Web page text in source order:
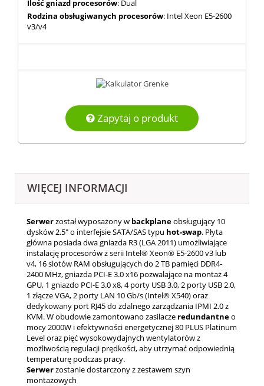
Ilość gniazd procesorów: Dual
Rodzina obsługiwanych procesorów: Intel Xeon E5-2600
v3/v4
Zapytaj o produkt
WIĘCEJ INFORMACJI
Serwerzostał wyposażony w backplaneobsługujący 10
dysków 2.5" o interfejsie SATA/SAS typu hot-swap. Płyta
główna posiada dwa gniazda R3 (LGA 2011) umożliwiające
instalację procesorów z serii Intel® Xeon® E5-2600 v3 lub
v4, 16 slotów RAM obsługujących do 2 TB pamięci DDR4-
2400 MHz, gniazda PCI-E 3.0 x16 pozwalające na montaż 4
GPU, 1 gniazdo PCI-E 3.0 x8, 4 porty USB 3.0, 2 porty USB 2.0,
1 złącze VGA, 2 porty LAN 10 Gb/s (Intel® X540) oraz
dedykowany port RJ45 do zdalnego zarządzania IPMI 2.0 z
KVM. W obudowie zamontowano zasilacze redundantneo
mocy 2000W i efektywności energetycznej 80 PLUS Platinum
Level oraz pięć wysokowydajnych wentylatorów z
możliwością regulacji prędkości, aby utrzymać odpowiednią
temperaturę podczas pracy.
Serwerzostanie dostarczony z zestawem szyn
montażowych